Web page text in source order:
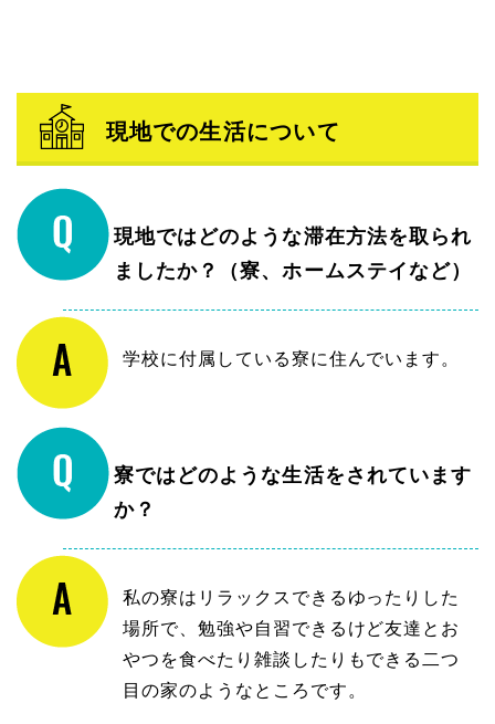
現地での生活について
現地ではどのような滞在方法を取られ
ましたか？（寮、ホームステイなど）
学校に付属している寮に住んでいます。
寮ではどのような生活をされています
か？
私の寮はリラックスできるゆったりした
場所で、勉強や自習できるけど友達とお
やつを食べたり雑談したりもできる二つ
目の家のようなところです。